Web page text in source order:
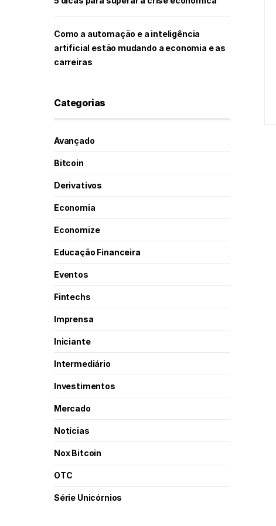
Como a automação e a inteligência
artificial estão mudando a economia e as
carreiras
Categorias
Avançado
Bitcoin
Derivativos
Economia
Economize
Educação Financeira
Eventos
Fintechs
Imprensa
Iniciante
Intermediário
Investimentos
Mercado
Notícias
Nox Bitcoin
OTC
Série Unicórnios